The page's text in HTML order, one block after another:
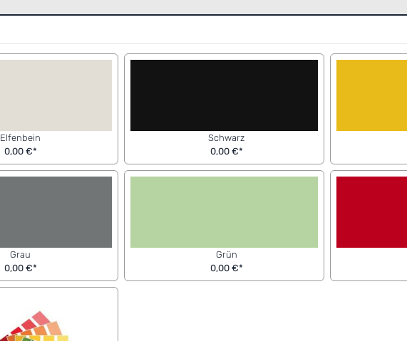
Elfenbein
0,00 €*
Schwarz
0,00 €*
Grau
0,00 €*
Grün
0,00 €*